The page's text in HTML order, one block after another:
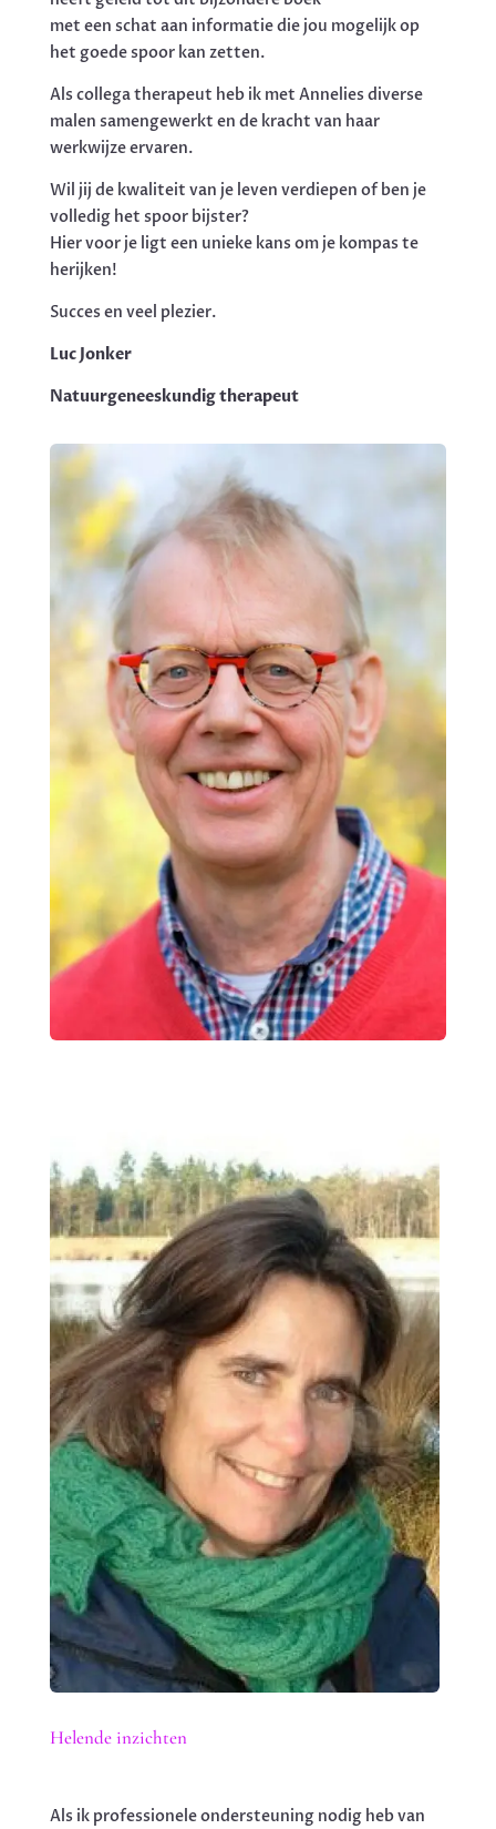
met een schat aan informatie die jou mogelijk op
het goede spoor kan zetten.
Als collega therapeut heb ik met Annelies diverse
malen samengewerkt en de kracht van haar
werkwijze ervaren.
Wil jij de kwaliteit van je leven verdiepen of ben je
volledig het spoor bijster?
Hier voor je ligt een unieke kans om je kompas te
herijken!
Succes en veel plezier.
Luc Jonker
Natuurgeneeskundig therapeut
Helende inzichten
Als ik professionele ondersteuning nodig heb van